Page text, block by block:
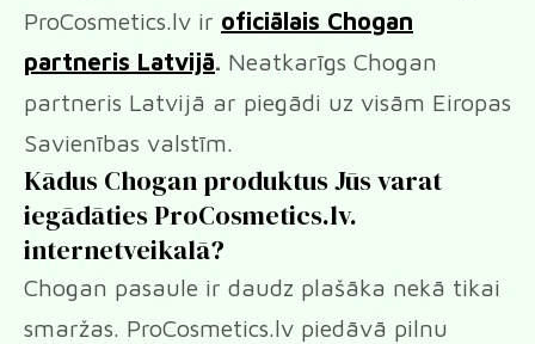
ProCosmetics.lv ir oficiālais Chogan
partneris Latvijā. Neatkarīgs Chogan
partneris Latvijā ar piegādi uz visām Eiropas
Savienības valstīm.
Kādus Chogan produktus Jūs varat
iegādāties ProCosmetics.lv.
internetveikalā?
Chogan pasaule ir daudz plašāka nekā tikai
smaržas. ProCosmetics.lv piedāvā pilnu